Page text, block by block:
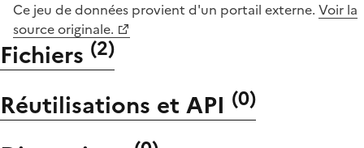
Ce jeu de données provient d'un portail externe. Voir la
source originale.
Fichiers (2)
Réutilisations et API (0)